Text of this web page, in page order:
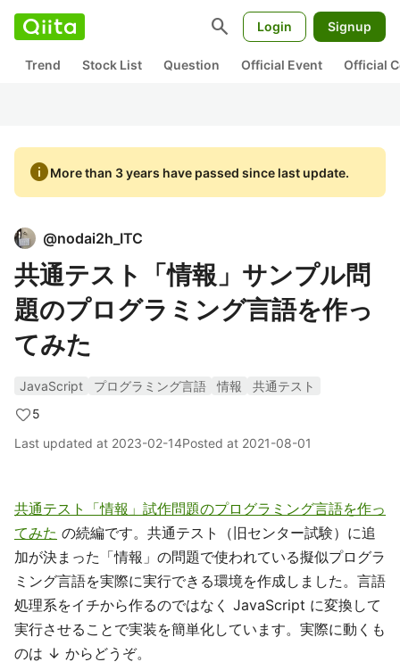
search Login Signup
Trend Stock List Question Official Event Official
infoMore than 3 years have passed since last update.
@nodai2h_ITC
共通テスト「情報」サンプル問
題のプログラミング言語を作っ
てみた
JavaScript プログラミング言語 情報
共通テスト
5
Last updated at 2023-02-14Posted at 2021-08-01
共通テスト「情報」試作問題のプログラミング言語を作っ
てみた の続編です。共通テスト（旧センター試験）に追
加が決まった「情報」の問題で使われている擬似プログラ
ミング言語を実際に実行できる環境を作成しました。言語
処理系をイチから作るのではなく JavaScript に変換して
実行させることで実装を簡単化しています。実際に動くも
のは ↓ からどうぞ。